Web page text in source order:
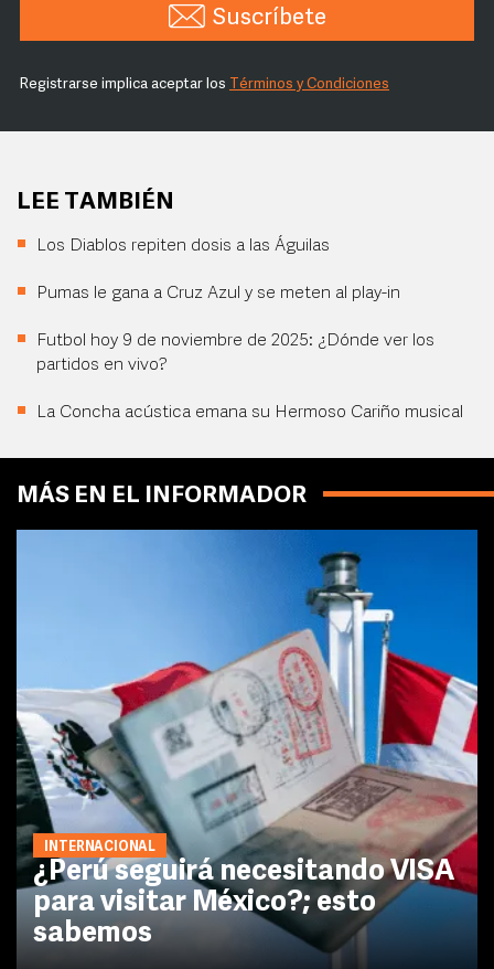
Suscríbete
Registrarse implica aceptar los Términos y Condiciones
LEE TAMBIÉN
Los Diablos repiten dosis a las Águilas
Pumas le gana a Cruz Azul y se meten al play-in
Futbol hoy 9 de noviembre de 2025: ¿Dónde ver los
partidos en vivo?
La Concha acústica emana su Hermoso Cariño musical
MÁS EN EL INFORMADOR
INTERNACIONAL
¿Perú seguirá necesitando VISA
para visitar México?; esto
sabemos